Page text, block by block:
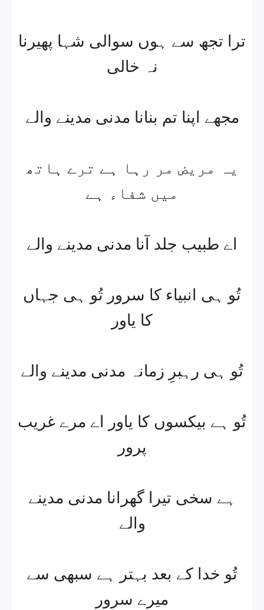
ترا تجھ سے ہوں سوالی شہا پھیرنا
نہ خالی
مجھے اپنا تم بنانا مدنی مدینے والے
یہ مریض مر رہا ہے ترے ہاتھ
میں شفاء ہے
اے طبیب جلد آنا مدنی مدینے والے
تُو ہی انبیاء کا سرور تُو ہی جہاں
کا یاور
تُو ہی رہبرِ زمانہ مدنی مدینے والے
تُو ہے بیکسوں کا یاور اے مرے غریب
پرور
ہے سخی تیرا گھرانا مدنی مدینے
والے
تُو خدا کے بعد بہتر ہے سبھی سے
میرے سرور